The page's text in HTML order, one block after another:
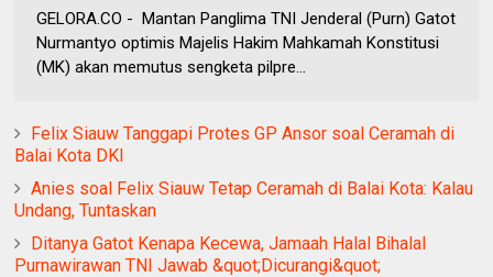
GELORA.CO - Mantan Panglima TNI Jenderal (Purn) Gatot
Nurmantyo optimis Majelis Hakim Mahkamah Konstitusi
(MK) akan memutus sengketa pilpre...
Felix Siauw Tanggapi Protes GP Ansor soal Ceramah di
Balai Kota DKI
Anies soal Felix Siauw Tetap Ceramah di Balai Kota: Kalau
Undang, Tuntaskan
Ditanya Gatot Kenapa Kecewa, Jamaah Halal Bihalal
Purnawirawan TNI Jawab &quot;Dicurangi&quot;